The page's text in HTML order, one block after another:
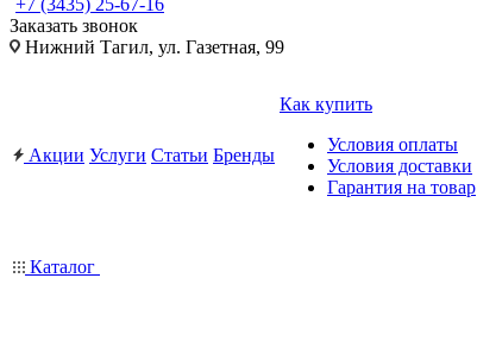
+7 (3435) 25-67-16
Заказать звонок
Нижний Тагил, ул. Газетная, 99
Акции Услуги Статьи Бренды
Как купить
Условия оплаты
Условия доставки
Гарантия на товар
Каталог